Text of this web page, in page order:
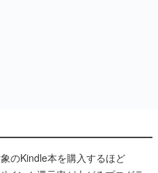
象のKindle本を購入するほど